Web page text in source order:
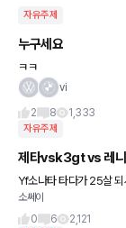
자유주제
누구세요
ㅋㅋ
vi
2
8 1,333
자유주제
제타vsk3gt vs 레니
Yf소나타 타다가 25살 되
좋다고 하고 k3gt가 운전
무 빠지고 고민이 많
소쎄이
0
6 2,121